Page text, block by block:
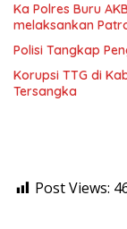
Ka Polres Buru
melaksankan
Polisi Tangkap
Korupsi TTG di
Tersangka
Post Views: